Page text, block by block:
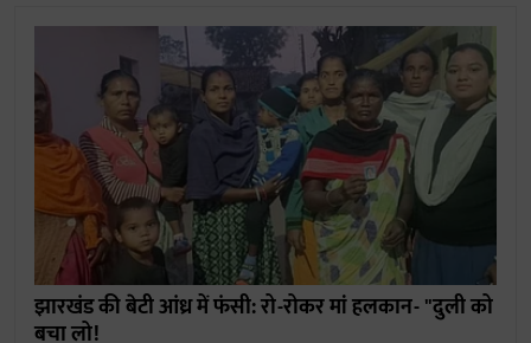
झारखंड की बेटी आंध्र में फंसी: रो-रोकर मां हलकान- "दुली को
बचा लो!